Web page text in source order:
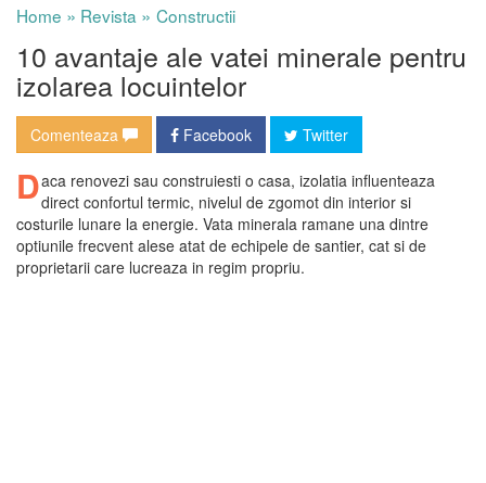
Home » Revista » Constructii
10 avantaje ale vatei minerale pentru
izolarea locuintelor
Comenteaza Facebook Twitter
Daca renovezi sau construiesti o casa, izolatia influenteaza
direct confortul termic, nivelul de zgomot din interior si
costurile lunare la energie. Vata minerala ramane una dintre
optiunile frecvent alese atat de echipele de santier, cat si de
proprietarii care lucreaza in regim propriu.